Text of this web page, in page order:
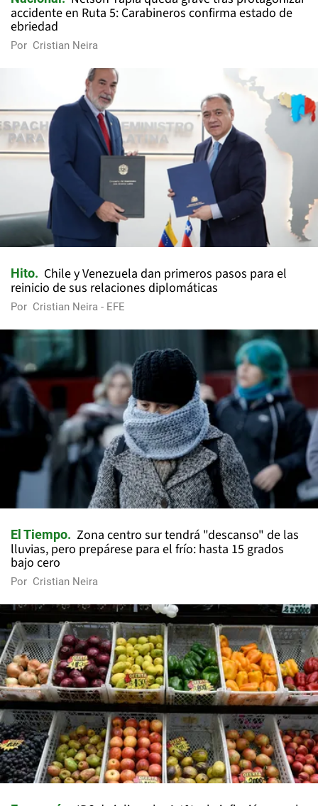
accidente en Ruta 5: Carabineros confirma estado de
ebriedad
Por Cristian Neira
Hito
Chile y Venezuela dan primeros pasos para el
reinicio de sus relaciones diplomáticas
Por Cristian Neira - EFE
El Tiempo
Zona centro sur tendrá "descanso" de las
lluvias, pero prepárese para el frío: hasta 15 grados
bajo cero
Por Cristian Neira